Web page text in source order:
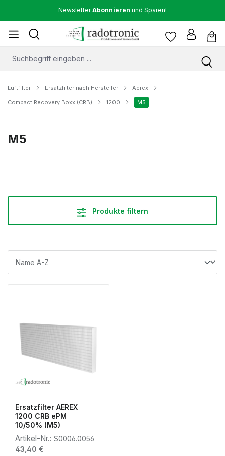
NewsletterAbonnieren und Sparen!
Luftfilter Ersatzfilter nach Hersteller Aerex
Compact Recovery Boxx (CRB) 1200 M5
M5
Produkte filtern
Ersatzfilter AEREX
1200 CRB ePM
10/50% (M5)
Artikel-Nr.: S0006.0056
Regulärer Preis:
43,40 €